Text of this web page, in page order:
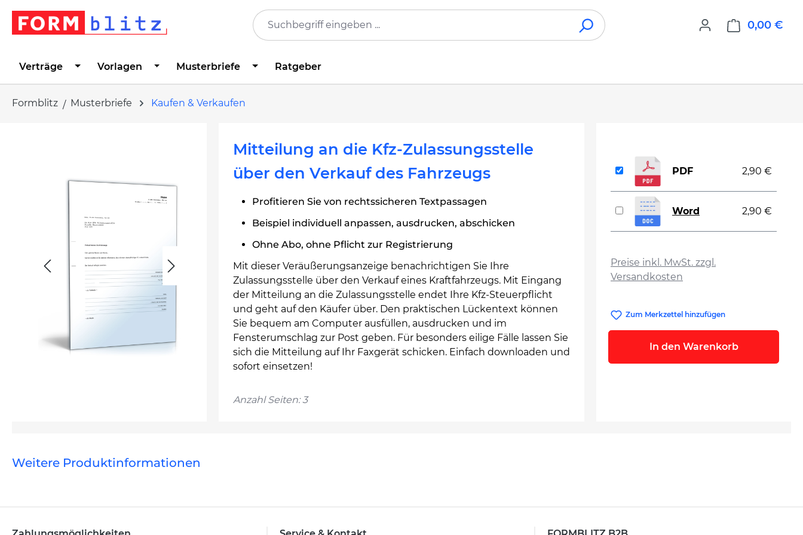
Zur Hauptnavigation springen
0,00 €
Verträge Vorlagen Musterbriefe Ratgeber
Formblitz Musterbriefe Kaufen & Verkaufen
Mitteilung an die Kfz-Zulassungsstelle
über den Verkauf des Fahrzeugs
Profitieren Sie von rechtssicheren Textpassagen
Beispiel individuell anpassen, ausdrucken, abschicken
Ohne Abo, ohne Pflicht zur Registrierung
Mit dieser Veräußerungsanzeige benachrichtigen Sie Ihre
Zulassungsstelle über den Verkauf eines Kraftfahrzeugs. Mit Eingang
der Mitteilung an die Zulassungsstelle endet Ihre Kfz-Steuerpflicht
und geht auf den Käufer über. Den praktischen Lückentext können
Sie bequem am Computer ausfüllen, ausdrucken und im
Fensterumschlag zur Post geben. Für besonders eilige Fälle lassen Sie
sich die Mitteilung auf Ihr Faxgerät schicken. Einfach downloaden und
sofort einsetzen!
Anzahl Seiten: 3
Preise inkl. MwSt. zzgl.
Versandkosten
PDF 2,90 €
Word 2,90 €
Zum Merkzettel hinzufügen
In den Warenkorb
Weitere Produktinformationen